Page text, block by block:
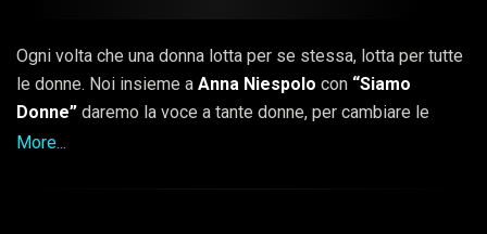
Ogni volta che una donna lotta per se stessa, lotta per tutte
le donne. Noi insieme a Anna Niespolo con “Siamo
Donne” daremo la voce a tante donne, per cambiare le
cose, per denunciare, per raccontare le loro storie, ma
More...